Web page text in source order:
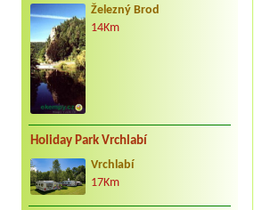
Železný Brod
14Km
Holiday Park Vrchlabí
Vrchlabí
17Km